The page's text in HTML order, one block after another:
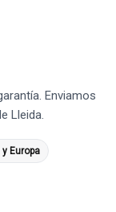
Enviamos
Lleida.
Europa